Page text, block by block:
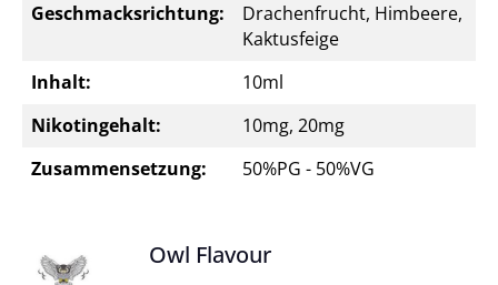
Geschmacksrichtung:
Drachenfrucht, Himbeere,
Kaktusfeige
Inhalt:
10ml
Nikotingehalt:
10mg, 20mg
Zusammensetzung:
50%PG - 50%VG
Owl Flavour